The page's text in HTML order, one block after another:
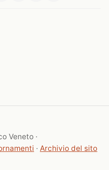
Veneto ·
· Archivio del sito